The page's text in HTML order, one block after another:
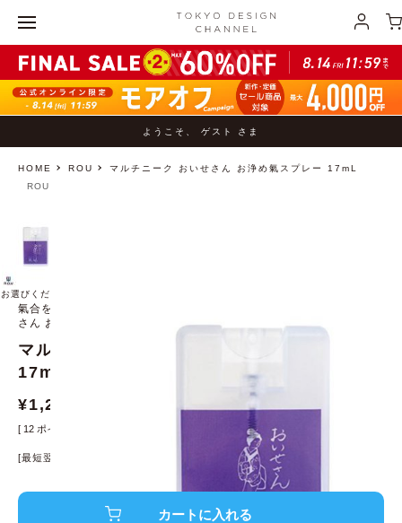
ようこそ、 ゲスト さま
HOME ROU マルチニーク おいせさん お浄め氣スプレー 17mL
お選びください
ROU
氣合を入れたい大事なときに、さっとスプレー マルチニーク おいせ
さん お浄め氣スプレー (おいせさん お浄め気スプレー)
マルチニーク おいせさん お浄め氣スプレー
17mL
¥1,200
[ 12 ポイント進呈 ]
[最短翌日発送！]